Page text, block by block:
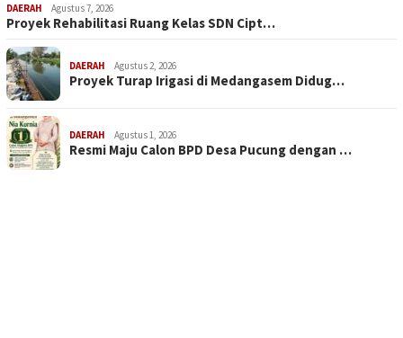
DAERAH Agustus 7, 2026
Proyek Rehabilitasi Ruang Kelas SDN Cipt…
DAERAH Agustus 2, 2026
Proyek Turap Irigasi di Medangasem Didug…
DAERAH Agustus 1, 2026
Resmi Maju Calon BPD Desa Pucung dengan …